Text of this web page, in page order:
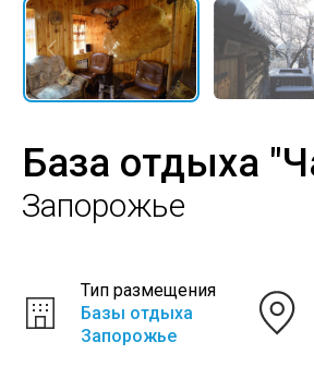
База отдыха
Запорожье
Тип размещения
Базы отдыха
Запорожье